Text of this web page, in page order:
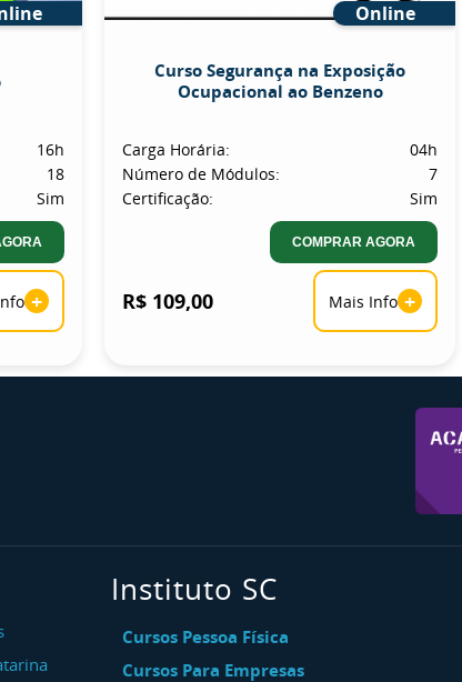
16h
18
Sim
+
Online
Curso Segurança na Exposição
Ocupacional ao Benzeno
Carga Horária:
04h
Número de Módulos:
7
Certificação:
Sim
COMPRAR AGORA
R$ 109,00 Mais Info +
Instituto SC
Cursos Pessoa Física
Cursos Para Empresas